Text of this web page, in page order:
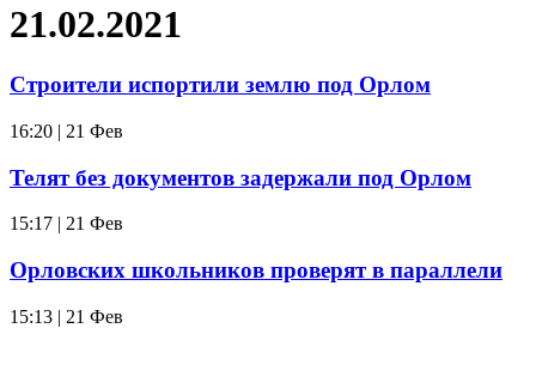
21.02.2021
Строители испортили землю под Орлом
16:20 | 21 Фев
Телят без документов задержали под Орлом
15:17 | 21 Фев
Орловских школьников проверят в параллели
15:13 | 21 Фев